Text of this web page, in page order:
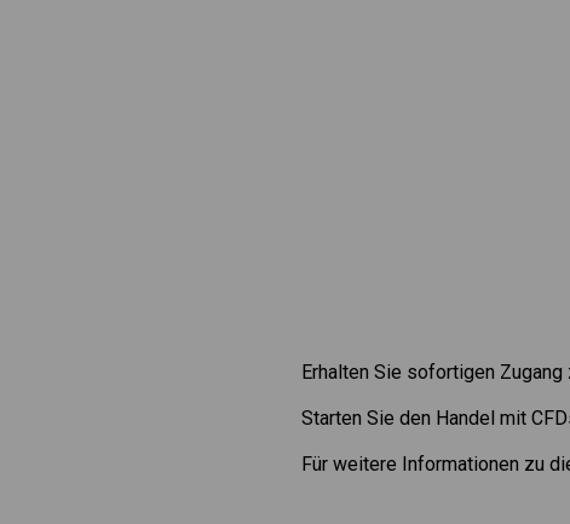
Erhalten Sie sofortigen
Starten Sie den Handel mit
Für weitere Informationen zu